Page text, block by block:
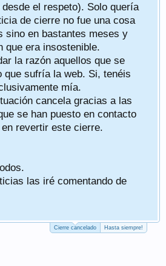
el respeto). Solo quería
de cierre no fue una cosa
sino en bastantes meses y
que era insostenible.
la razón aquellos que se
que sufría la web. Si, tenéis
mía.
cancela gracias a las
se han puesto en contacto
revertir este cierre.
las iré comentando de
Cierre cancelado Hasta siempre!